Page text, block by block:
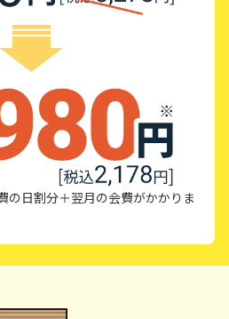
日割分＋翌月の会費がかかりま